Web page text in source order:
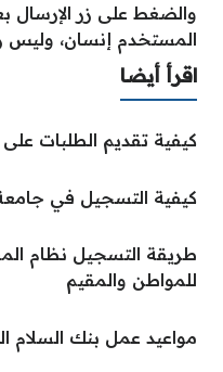
والضغط على زر الإرسال
المستخدم إنسان، وليس
اقرأ أيضا
كيفية تقديم الطلبات
كيفية التسجيل في جامعة
طريقة التسجيل نظام
للمواطن والمقيم
مواعيد عمل بنك السلام